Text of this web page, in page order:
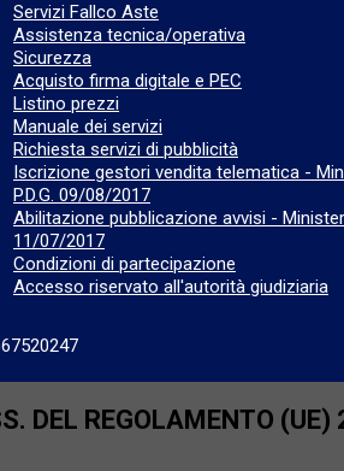
Servizi Fallco Aste
Assistenza tecnica/operativa
Sicurezza
Acquisto firma digitale e PEC
Listino prezzi
Manuale dei servizi
Richiesta servizi di pubblicità
Iscrizione gestori vendita telematica -
P.D.G. 09/08/2017
Abilitazione pubblicazione avvisi -
11/07/2017
Condizioni di partecipazione
Accesso riservato all'autorità giudiziaria
DEL REGOLAMENTO